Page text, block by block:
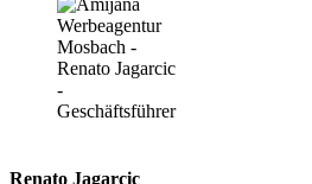
Renato Jagarcic